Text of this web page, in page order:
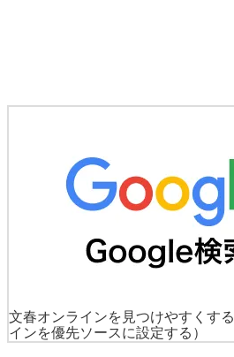
文春オンラインを見つけやすくする
インを優先ソースに設定する）